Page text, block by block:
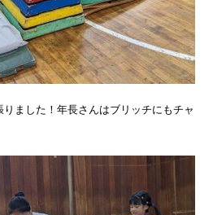
ました！年長さんはブリッチにもチャ